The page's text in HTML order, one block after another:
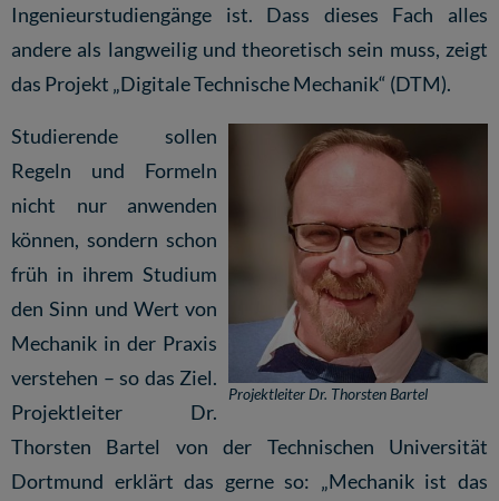
Ingenieurstudiengänge ist. Dass dieses Fach alles
andere als langweilig und theoretisch sein muss, zeigt
das Projekt „Digitale Technische Mechanik“ (DTM).
Projektleiter Dr. Thorsten Bartel
Studierende sollen
Regeln und Formeln
nicht nur anwenden
können, sondern schon
früh in ihrem Studium
den Sinn und Wert von
Mechanik in der Praxis
verstehen – so das Ziel.
Projektleiter Dr.
Thorsten Bartel von der Technischen Universität
Dortmund erklärt das gerne so: „Mechanik ist das